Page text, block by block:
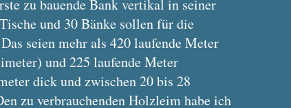
zu bauende Bank vertikal in seiner
und 30 Bänke sollen für die
seien mehr als 420 laufende Meter
und 225 laufende Meter
dick und zwischen 20 bis 28
zu verbrauchenden Holzleim habe ich